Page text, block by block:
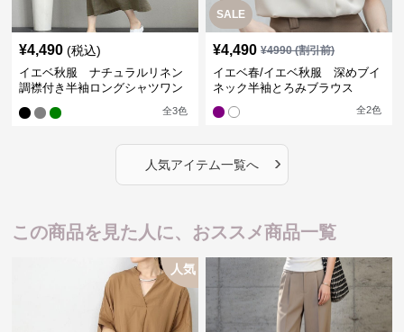
¥4,490 (税込)
イエベ秋服 ナチュラルリネン
調襟付き半袖ロングシャツワン
全3色
SALE
¥4,490 ¥4990(割引前)
イエベ春/イエベ秋服 深めブイ
ネック半袖とろみブラウス
全2色
人気アイテム一覧へ ›
この商品を見た人に、おススメ商品一覧
人気